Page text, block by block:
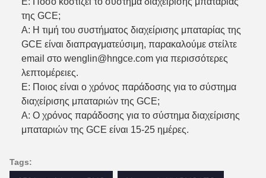
της GCE;
Α: Η τιμή του συστήματος διαχείρισης μπαταρίας της
GCE είναι διαπραγματεύσιμη, παρακαλούμε στείλτε
email στο wenglin@hngce.com για περισσότερες
λεπτομέρειες.
Ε: Ποιος είναι ο χρόνος παράδοσης για το σύστημα
διαχείρισης μπαταριών της GCE;
Α: Ο χρόνος παράδοσης για το σύστημα διαχείρισης
μπαταριών της GCE είναι 15-25 ημέρες.
Tags: